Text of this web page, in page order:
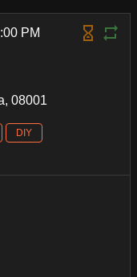
PM
08001
DIY